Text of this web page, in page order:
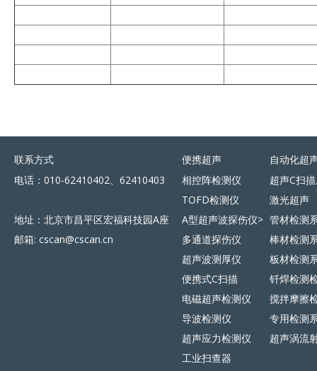
联系方式 便携超声 自动化超
电话：010-62410402、62410403
地址：北京市昌平区宏福科技园A座
邮箱: cscan@cscan.cn
相控阵检测仪
TOFD检测仪
A型超声波探伤仪>
多通道探伤仪
超声波测厚仪
便携式C扫描
电磁超声检测仪
导波检测仪
超声应力检测仪
工业扫查器
超声C扫
激光超声
管材检测
棒材检测
板材检测
钎焊检测
搅拌摩擦
专用检测
超声涡流